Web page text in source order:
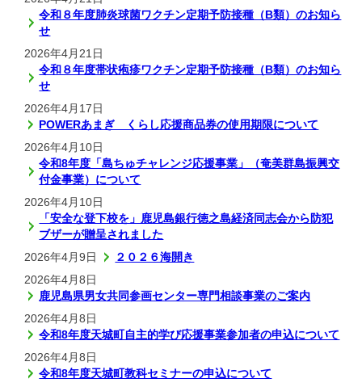
令和８年度肺炎球菌ワクチン定期予防接種（B類）のお知ら
せ
2026年4月21日
令和８年度帯状疱疹ワクチン定期予防接種（B類）のお知ら
せ
2026年4月17日
POWERあまぎ くらし応援商品券の使用期限について
2026年4月10日
令和8年度「島ちゅチャレンジ応援事業」（奄美群島振興交
付金事業）について
2026年4月10日
「安全な登下校を」鹿児島銀行徳之島経済同志会から防犯
ブザーが贈呈されました
2026年4月9日
２０２６海開き
2026年4月8日
鹿児島県男女共同参画センター専門相談事業のご案内
2026年4月8日
令和8年度天城町自主的学び応援事業参加者の申込について
2026年4月8日
令和8年度天城町教科セミナーの申込について